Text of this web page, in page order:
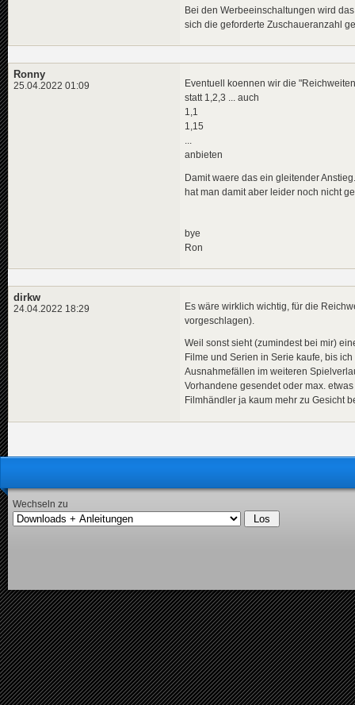
Bei den Werbeeinschaltungen wird
sich die geforderte Zuschaueranzahl
Ronny
25.04.2022 01:09
Eventuell koennen wir die
statt 1,2,3 ... auch
1,1
1,15
...
anbieten
Damit waere das ein gleitender
hat man damit aber leider noch nicht
bye
Ron
dirkw
24.04.2022 18:29
Es wäre wirklich wichtig, für die
vorgeschlagen).
Weil sonst sieht (zumindest bei mir)
Filme und Serien in Serie kaufe, bis
Ausnahmefällen im weiteren
Vorhandene gesendet oder max.
Filmhändler ja kaum mehr zu Gesicht
Wechseln zu